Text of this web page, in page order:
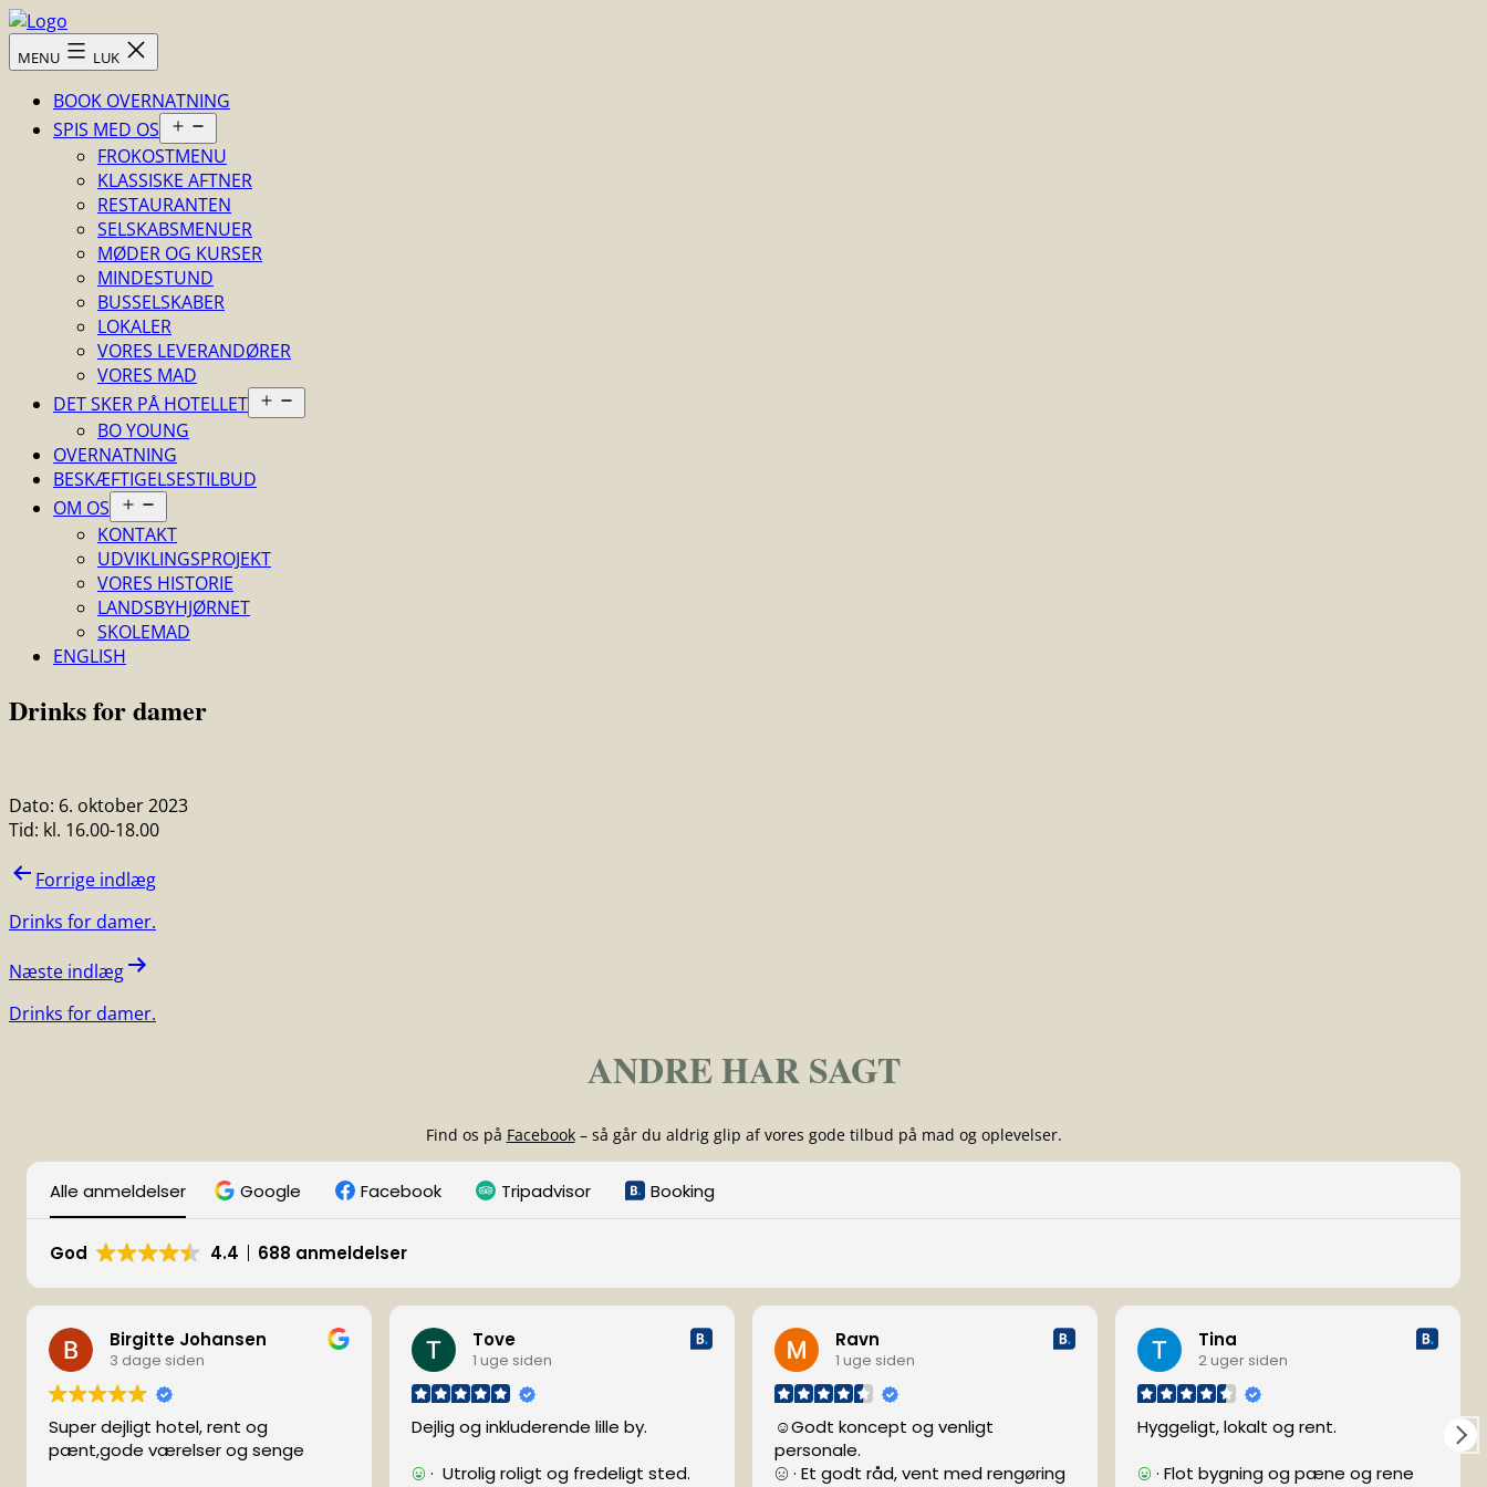
Fortsæt
til
indhold
Skovsgård
Hotel
MENU LUK
BOOK OVERNATNING
SPIS MED OS
menu
FROKOSTMENU
KLASSISKE AFTNER
RESTAURANTEN
SELSKABSMENUER
MØDER OG KURSER
MINDESTUND
BUSSELSKABER
LOKALER
VORES LEVERANDØRER
VORES MAD
DET SKER PÅ HOTELLET
menu
BO YOUNG
OVERNATNING
BESKÆFTIGELSESTILBUD
OM OS
menu
KONTAKT
UDVIKLINGSPROJEKT
VORES HISTORIE
LANDSBYHJØRNET
SKOLEMAD
ENGLISH
Drinks for damer
Dato: 6. oktober 2023
Tid: kl. 16.00-18.00
Indlægsnavigation
Forrige indlæg
Drinks for damer.
Næste indlæg
Drinks for damer.
ANDRE HAR SAGT
Find os på Facebook– så går du aldrig glip af vores gode tilbud på mad og oplevelser.
Alle anmeldelser Google Facebook Tripadvisor Booking
God 4.4 688 anmeldelser
Birgitte Johansen
3 dage siden
Super dejligt hotel, rent og
pænt,gode værelser og senge
Tove
1 uge siden
Dejlig og inkluderende lille by.
· Utrolig roligt og fredeligt sted.
Ravn
1 uge siden
☺Godt koncept og venligt
personale.
· Et godt råd, vent med rengøring
Tina
2 uger siden
Hyggeligt, lokalt og rent.
· Flot bygning og pæne og rene